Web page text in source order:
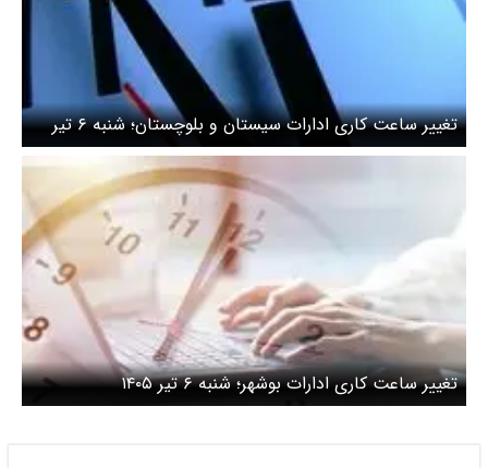
تغییر ساعت کاری ادارات سیستان و بلوچستان؛ شنبه ۶ تیر
۱۴۰۵
تغییر ساعت کاری ادارات بوشهر؛ شنبه ۶ تیر ۱۴۰۵